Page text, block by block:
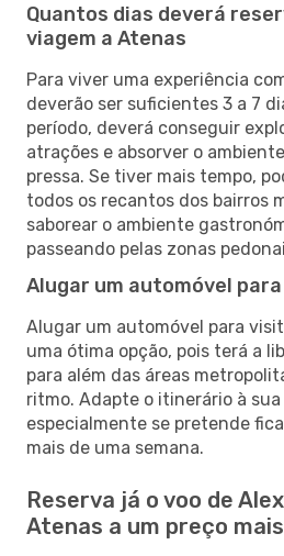
Quantos dias deverá
viagem a Atenas
Para viver uma experiência
deverão ser suficientes 3 a 7
período, deverá conseguir
atrações e absorver o
pressa. Se tiver mais tempo,
todos os recantos dos bairros
saborear o ambiente
passeando pelas zonas
Alugar um automóvel
Alugar um automóvel para
uma ótima opção, pois terá a
para além das áreas
ritmo. Adapte o itinerário à
especialmente se pretende
mais de uma semana.
Reserva já o voo de
Atenas a um preço